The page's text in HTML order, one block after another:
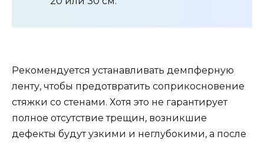
Рекомендуется устанавливать демпферную
ленту, чтобы предотвратить соприкосновение
стяжки со стенами. Хотя это не гарантирует
полное отсутствие трещин, возникшие
дефекты будут узкими и неглубокими, а после